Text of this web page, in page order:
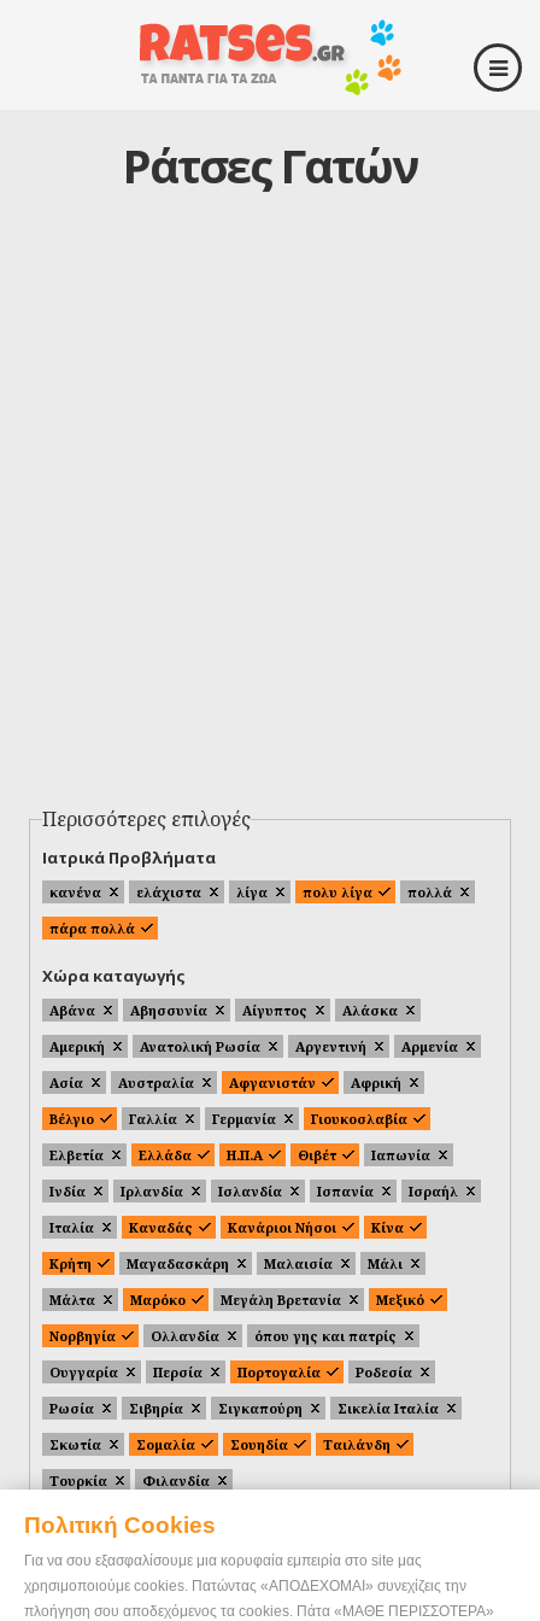
Πολιτική Cookies
Για να σου εξασφαλίσουμε μια κορυφαία εμπειρία στο site μας
χρησιμοποιούμε cookies. Πατώντας «ΑΠΟΔΕΧΟΜΑΙ» συνεχίζεις την
πλοήγηση σου αποδεχόμενος τα cookies. Πάτα «ΜΑΘΕ ΠΕΡΙΣΣΟΤΕΡΑ»
Ράτσες Γατών
Περισσότερες επιλογές
Ιατρικά Προβλήματα
κανένα ελάχιστα λίγα πολυ λίγα
πολλά
πάρα πολλά
Χώρα καταγωγής
Αβάνα Αβησσυνία Αίγυπτος
Αλάσκα
Αμερική
Ανατολική Ρωσία Αργεντινή
Αρμενία
Ασία
Αυστραλία Αφγανιστάν
Αφρική
Βέλγιο
Γαλλία Γερμανία
Γιουκοσλαβία
Ελβετία
Ελλάδα Η.Π.Α Θιβέτ
Ιαπωνία
Ινδία
Ιρλανδία Ισλανδία Ισπανία
Ισραήλ
Ιταλία
Καναδάς Κανάριοι Νήσοι
Κίνα
Κρήτη
Μαγαδασκάρη Μαλαισία
Μάλι
Μάλτα
Μαρόκο Μεγάλη Βρετανία
Μεξικό
Νορβηγία
Ολλανδία
όπου γης και πατρίς
Ουγγαρία
Περσία Πορτογαλία
Ροδεσία
Ρωσία
Σιβηρία Σιγκαπούρη
Σικελία Ιταλία
Σκωτία
Σομαλία Σουηδία
Ταιλάνδη
Τουρκία
Φιλανδία